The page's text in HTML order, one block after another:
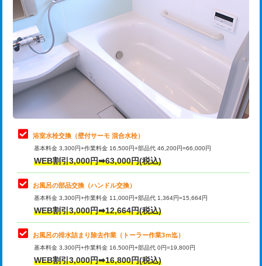
追加トーラー機使用/3m超え
カメラ調査 33,000円
桝清掃 8,800円
止水・漏水調査・防水処理・清掃・修
理・調整・分解・加工など（軽作業）
止水・漏水調査・防水処理・清掃・修
理・調整・分解・加工など（中作業）
22,000円
止水・漏水調査・防水処理・清掃・修
理・調整・分解・加工など（重作業）
33,000円
トイレタンク脱着
トイレ便器脱着
タンクレストイレ脱着 33,000円
小便器トイレ脱着
浴室水栓交換（壁付サーモ 混合水栓）
基本料金 3,300円+作業料金 16,500円+部品代 46,200円=66,000円
WEB割引3,000円➡63,000円(税込)
お風呂の部品交換（ハンドル交換）
基本料金 3,300円+作業料金 11,000円+部品代 1,364円=15,664円
WEB割引3,000円➡12,664円(税込)
お風呂の排水詰まり除去作業（トーラー作業3ｍ迄）
基本料金 3,300円+作業料金 16,500円+部品代 0円=19,800円
WEB割引3,000円➡16,800円(税込)